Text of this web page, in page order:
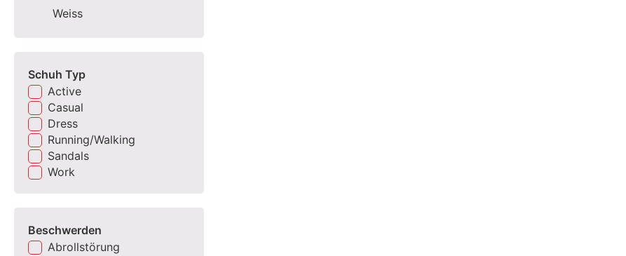
Weiss
Schuh Typ
Active
Casual
Dress
Running/Walking
Sandals
Work
Beschwerden
Abrollstörung